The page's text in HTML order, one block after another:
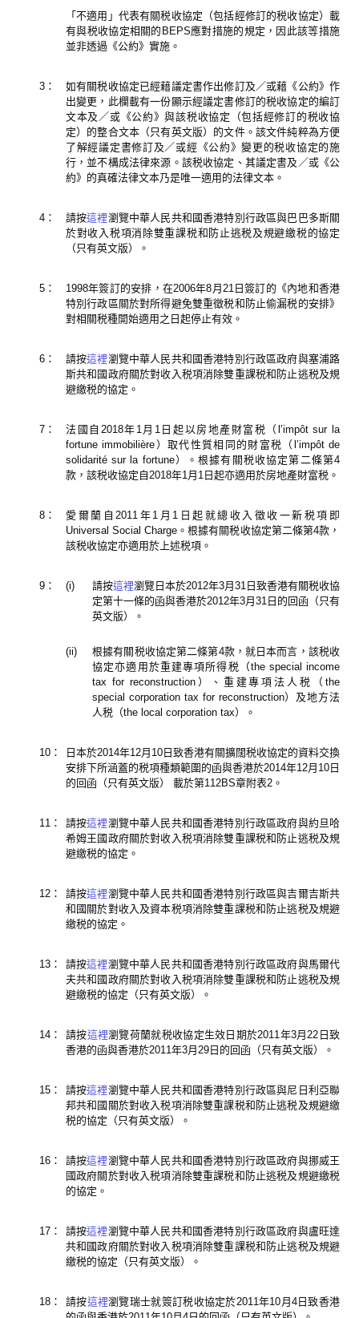
「不適用」代表有關税收協定（包括經修訂的税收協定）載
有與税收協定相關的BEPS應對措施的規定，因此該等措施
並非透過《公約》實施。
3：
如有關税收協定已經藉議定書作出修訂及／或藉《公約》作
出變更，此欄載有一份顯示經議定書修訂的税收協定的編訂
文本及／或《公約》與該税收協定（包括經修訂的税收協
定）的整合文本（只有英文版）的文件。該文件純粹為方便
了解經議定書修訂及／或經《公約》變更的税收協定的施
行，並不構成法律來源。該税收協定、其議定書及／或《公
約》的真確法律文本乃是唯一適用的法律文本。
4： 請按這裡瀏覽中華人民共和國香港特別行政區與巴巴多斯關
於對收入税項消除雙重課税和防止逃税及規避繳税的協定
（只有英文版）。
5：
1998年簽訂的安排，在2006年8月21日簽訂的《內地和香港
特別行政區關於對所得避免雙重徵税和防止偷漏税的安排》
對相關税種開始適用之日起停止有效。
6： 請按這裡瀏覽中華人民共和國香港特別行政區政府與塞浦路
斯共和國政府關於對收入税項消除雙重課税和防止逃税及規
避繳税的協定。
7：
法國自2018年1月1日起以房地產財富税（l’impôt sur la
fortune immobilière）取代性質相同的財富税（l’impôt de
solidarité sur la fortune）。根據有關税收協定第二條第4
款，該税收協定自2018年1月1日起亦適用於房地產財富税。
8：
愛爾蘭自2011年1月1日起就總收入徵收一新税項即
Universal Social Charge。根據有關税收協定第二條第4款，
該税收協定亦適用於上述税項。
9： (i) 請按這裡瀏覽日本於2012年3月31日致香港有關税收協
定第十一條的函與香港於2012年3月31日的回函（只有
英文版）。
(ii)
根據有關税收協定第二條第4款，就日本而言，該税收
協定亦適用於重建專項所得税（the special income
tax for reconstruction）、重建專項法人税（the
special corporation tax for reconstruction）及地方法
人税（the local corporation tax）。
10：
日本於2014年12月10日致香港有關擴闊税收協定的資料交換
安排下所涵蓋的税項種類範圍的函與香港於2014年12月10日
的回函（只有英文版） 載於第112BS章附表2。
11： 請按這裡瀏覽中華人民共和國香港特別行政區政府與約旦哈
希姆王國政府關於對收入税項消除雙重課税和防止逃税及規
避繳税的協定。
12： 請按這裡瀏覽中華人民共和國香港特別行政區與吉爾吉斯共
和國關於對收入及資本税項消除雙重課税和防止逃税及規避
繳税的協定。
13： 請按這裡瀏覽中華人民共和國香港特別行政區政府與馬爾代
夫共和國政府關於對收入税項消除雙重課税和防止逃税及規
避繳税的協定（只有英文版）。
14： 請按這裡瀏覽荷蘭就税收協定生效日期於2011年3月22日致
香港的函與香港於2011年3月29日的回函（只有英文版）。
15： 請按這裡瀏覽中華人民共和國香港特別行政區與尼日利亞聯
邦共和國關於對收入税項消除雙重課税和防止逃税及規避繳
税的協定（只有英文版）。
16： 請按這裡瀏覽中華人民共和國香港特別行政區政府與挪威王
國政府關於對收入税項消除雙重課税和防止逃税及規避繳税
的協定。
17： 請按這裡瀏覽中華人民共和國香港特別行政區政府與盧旺達
共和國政府關於對收入税項消除雙重課税和防止逃税及規避
繳税的協定（只有英文版）。
18： 請按這裡瀏覽瑞士就簽訂税收協定於2011年10月4日致香港